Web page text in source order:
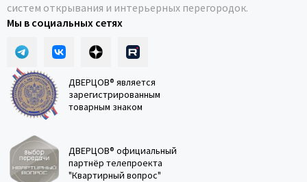
систем открывания и интерьерных перегородок.
Мы в социальных сетях
ДВЕРЦОВ® является
зарегистрированным
товарным знаком
ДВЕРЦОВ® официальный
партнёр телепроекта
"Квартирный вопрос"